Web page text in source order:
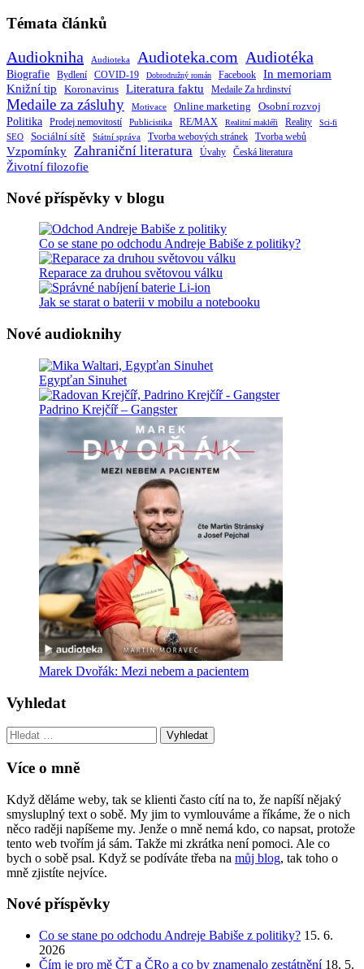
Témata článků
Audiokniha Audioteka Audioteka.com Audiotéka
Biografie Bydlení COVID-19 Dobrodružný román Facebook In memoriam
Knižní tip Koronavirus Literatura faktu Medaile Za hrdinství
Medaile za zásluhy Motivace Online marketing Osobní rozvoj
Politika Prodej nemovitostí Publicistika RE/MAX Realitní makléři Reality Sci-fi
SEO Sociální sítě Státní správa Tvorba webových stránek Tvorba webů
Vzpomínky Zahraniční literatura Úvahy Česká literatura
Životní filozofie
Nové příspěvky v blogu
Co se stane po odchodu Andreje Babiše z politiky?
Reparace za druhou světovou válku
Jak se starat o baterii v mobilu a notebooku
Nové audioknihy
Egypťan Sinuhet
Padrino Krejčíř – Gangster
Marek Dvořák: Mezi nebem a pacientem
Vyhledat
Vyhledat:
Více o mně
Když děláme weby, tak se klienti často cítí na to, že napíší nějaký
smysluplný text o sobě. My jim to vymlouváme a říkáme, že o nich
něco raději napíšeme my. Jenže o mně nemá kdo, co napsat, protože
tento web tvořím já sám. Takže mi zkrátka není pomoci. Ale co
bych o sobě psal. Když se podíváte třeba na můj blog, tak toho o
mně zjistíte nejvíce.
Nové příspěvky
Co se stane po odchodu Andreje Babiše z politiky? 15. 6.
2026
Čím je pro mě ČT a ČRo a co by znamenalo zestátnění 18. 5.